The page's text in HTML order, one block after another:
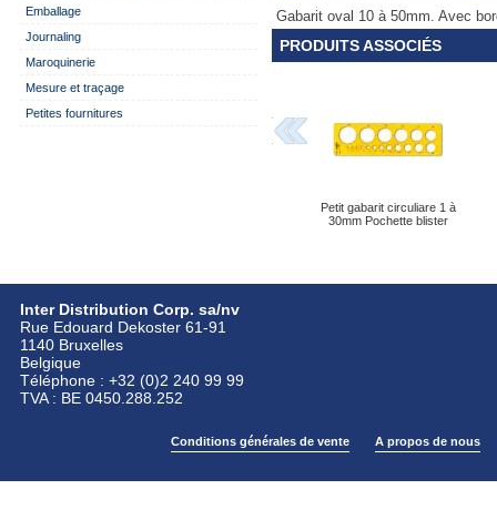
Emballage
Journaling
Maroquinerie
Mesure et traçage
Petites fournitures
Gabarit oval 10 à 50mm. Avec
PRODUITS ASSOCIÉS
Petit gabarit circuliare 1 à
30mm Pochette blister
Inter Distribution Corp. sa/nv
Rue Edouard Dekoster 61-91
1140 Bruxelles
Belgique
Téléphone : +32 (0)2 240 99 99
TVA : BE 0450.288.252
Conditions générales de vente A propos de nous